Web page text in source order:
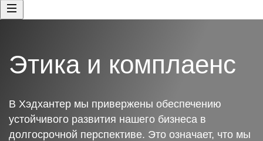
Этика и комплаенс
В Хэдхантер мы привержены обеспечению
устойчивого развития нашего бизнеса в
долгосрочной перспективе. Это означает, что мы